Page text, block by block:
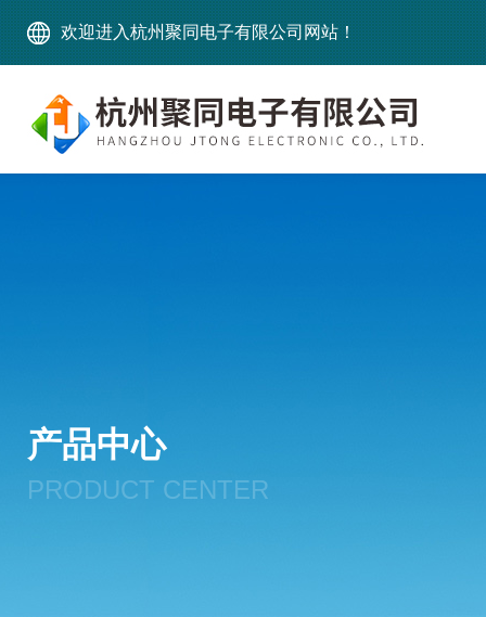
欢迎进入杭州聚同电子有限公司网站！
产品中心
PRODUCT CENTER